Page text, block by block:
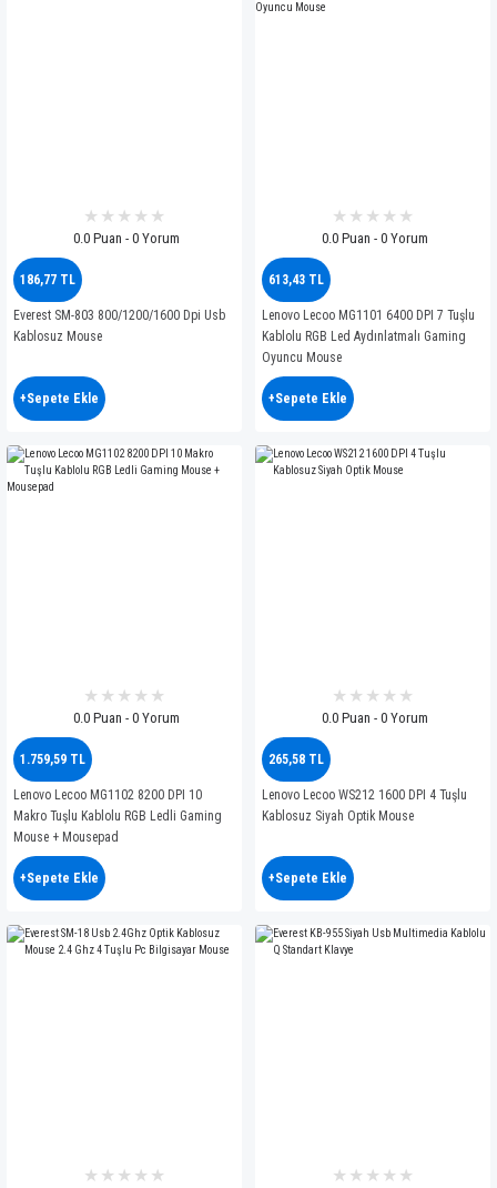
0.0 Puan - 0 Yorum
186,77 TL
Everest SM-803 800/1200/1600 Dpi Usb
Kablosuz Mouse
+Sepete Ekle
0.0 Puan - 0 Yorum
613,43 TL
Lenovo Lecoo MG1101 6400 DPI 7 Tuşlu
Kablolu RGB Led Aydınlatmalı Gaming
Oyuncu Mouse
+Sepete Ekle
0.0 Puan - 0 Yorum
1.759,59 TL
Lenovo Lecoo MG1102 8200 DPI 10
Makro Tuşlu Kablolu RGB Ledli Gaming
Mouse + Mousepad
+Sepete Ekle
0.0 Puan - 0 Yorum
265,58 TL
Lenovo Lecoo WS212 1600 DPI 4 Tuşlu
Kablosuz Siyah Optik Mouse
+Sepete Ekle